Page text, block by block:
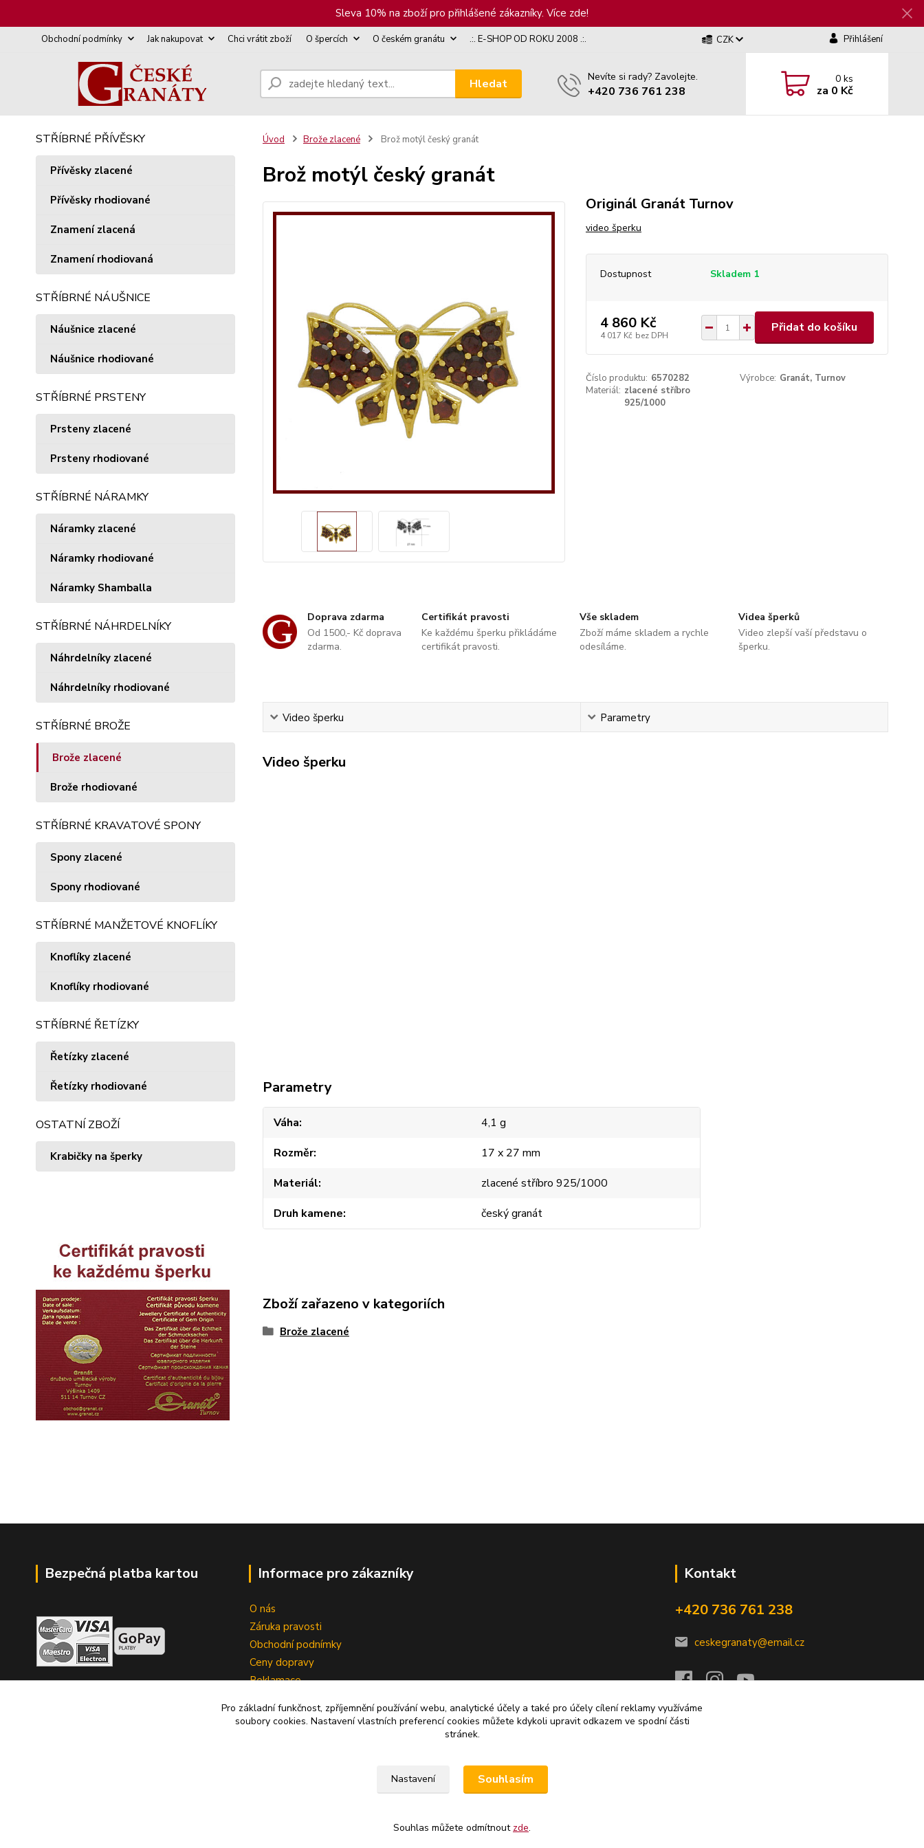
Sleva 10% na zboží pro přihlášené zákazníky. Více zde!
Obchodní podmínky Jak nakupovat Chci vrátit zboží O špercích O českém granátu .:. E-SHOP OD ROKU 2008 .:. CZK Přihlášení
Hledat Nevíte si rady? Zavolejte.
+420 736 761 238
0ks
za 0 Kč
STŘÍBRNÉ PŘÍVĚSKY
Přívěsky zlacené
Přívěsky rhodiované
Znamení zlacená
Znamení rhodiovaná
STŘÍBRNÉ NÁUŠNICE
Náušnice zlacené
Náušnice rhodiované
STŘÍBRNÉ PRSTENY
Prsteny zlacené
Prsteny rhodiované
STŘÍBRNÉ NÁRAMKY
Náramky zlacené
Náramky rhodiované
Náramky Shamballa
STŘÍBRNÉ NÁHRDELNÍKY
Náhrdelníky zlacené
Náhrdelníky rhodiované
STŘÍBRNÉ BROŽE
Brože zlacené
Brože rhodiované
STŘÍBRNÉ KRAVATOVÉ SPONY
Spony zlacené
Spony rhodiované
STŘÍBRNÉ MANŽETOVÉ KNOFLÍKY
Knoflíky zlacené
Knoflíky rhodiované
STŘÍBRNÉ ŘETÍZKY
Řetízky zlacené
Řetízky rhodiované
OSTATNÍ ZBOŽÍ
Krabičky na šperky
Úvod Brože zlacené Brož motýl český granát
Brož motýl český granát
Originál Granát Turnov
video šperku
Dostupnost Skladem 1
4 860 Kč
4 017 Kč bez DPH
Přidat do košíku
Číslo produktu: 6570282 Výrobce: Granát, Turnov
Materiál: zlacené stříbro
925/1000
Doprava zdarma
Od 1500,- Kč doprava
zdarma.
Certifikát pravosti
Ke každému šperku přikládáme
certifikát pravosti.
Vše skladem
Zboží máme skladem a rychle
odesíláme.
Videa šperků
Video zlepší vaší představu o
šperku.
Video šperku Parametry
Video šperku
Parametry
Váha
4,1 g
Rozměr
17 x 27 mm
Materiál
zlacené stříbro 925/1000
Druh kamene
český granát
Zboží zařazeno v kategoriích
Brože zlacené
Bezpečná platba kartou Informace pro zákazníky
O nás
Záruka pravosti
Obchodní podnímky
Ceny dopravy
Reklamace
Kontakt
+420 736 761 238
ceskegranaty@email.cz
Upravit sběr cookies.
Pro základní funkčnost, zpříjemnění používání webu, analytické účely a také pro účely cílení reklamy využíváme
soubory cookies. Nastavení vlastních preferencí cookies můžete kdykoli upravit odkazem ve spodní části
stránek.
Nastavení Souhlasím
Souhlas můžete odmítnout zde.